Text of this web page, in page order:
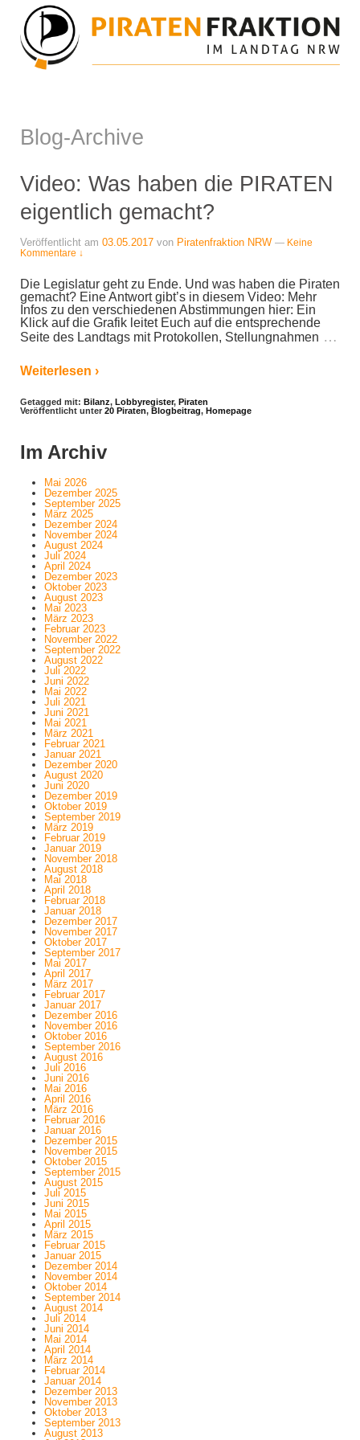
Blog-Archive
Video: Was haben die PIRATEN
eigentlich gemacht?
Veröffentlicht am 03.05.2017 von Piratenfraktion NRW — Keine
Kommentare ↓
Die Legislatur geht zu Ende. Und was haben die Piraten
gemacht? Eine Antwort gibt’s in diesem Video: Mehr
Infos zu den verschiedenen Abstimmungen hier: Ein
Klick auf die Grafik leitet Euch auf die entsprechende
Seite des Landtags mit Protokollen, Stellungnahmen …
Weiterlesen ›
Getagged mit: Bilanz, Lobbyregister, Piraten
Veröffentlicht unter 20 Piraten, Blogbeitrag, Homepage
Im Archiv
Mai 2026
Dezember 2025
September 2025
März 2025
Dezember 2024
November 2024
August 2024
Juli 2024
April 2024
Dezember 2023
Oktober 2023
August 2023
Mai 2023
März 2023
Februar 2023
November 2022
September 2022
August 2022
Juli 2022
Juni 2022
Mai 2022
Juli 2021
Juni 2021
Mai 2021
März 2021
Februar 2021
Januar 2021
Dezember 2020
August 2020
Juni 2020
Dezember 2019
Oktober 2019
September 2019
März 2019
Februar 2019
Januar 2019
November 2018
August 2018
Mai 2018
April 2018
Februar 2018
Januar 2018
Dezember 2017
November 2017
Oktober 2017
September 2017
Mai 2017
April 2017
März 2017
Februar 2017
Januar 2017
Dezember 2016
November 2016
Oktober 2016
September 2016
August 2016
Juli 2016
Juni 2016
Mai 2016
April 2016
März 2016
Februar 2016
Januar 2016
Dezember 2015
November 2015
Oktober 2015
September 2015
August 2015
Juli 2015
Juni 2015
Mai 2015
April 2015
März 2015
Februar 2015
Januar 2015
Dezember 2014
November 2014
Oktober 2014
September 2014
August 2014
Juli 2014
Juni 2014
Mai 2014
April 2014
März 2014
Februar 2014
Januar 2014
Dezember 2013
November 2013
Oktober 2013
September 2013
August 2013